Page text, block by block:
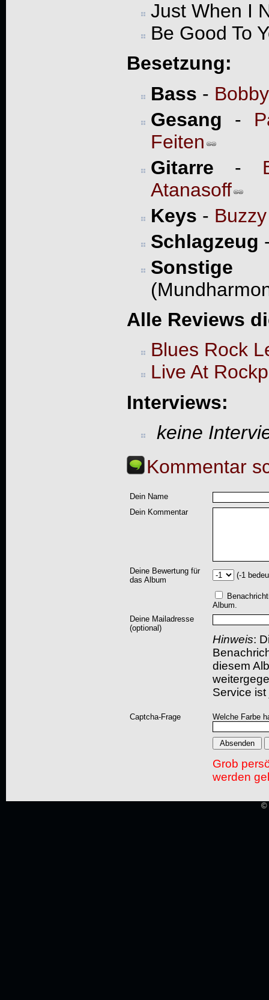
Just When I
Be Good To
Besetzung:
Bass -
Gesang -
Feiten
Gitarre -
Atanasoff
Keys -
Schlagzeug
Sonstige
Alle Reviews
Blues Rock
Live At
Interviews:
keine
Kommentar
Dein Name
Dein Kommentar
Deine Bewertung für
das Album
(-1
Album.
Deine Mailadresse
(optional)
Hinweis:
diesem
Service
Captcha-Frage Welche Farbe
Grob
werden
©